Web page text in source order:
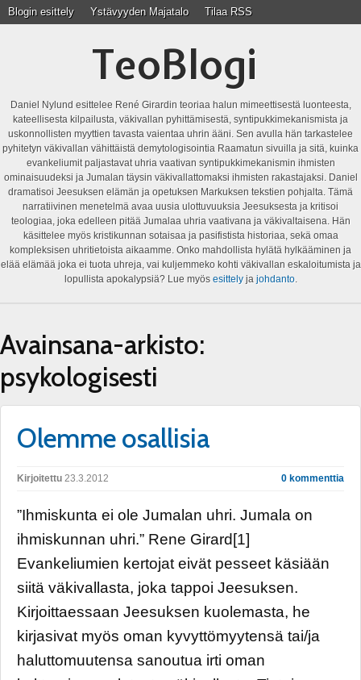
Blogin esittely Ystävyyden Majatalo Tilaa RSS
TeoBlogi
Daniel Nylund esittelee René Girardin teoriaa halun mimeettisestä luonteesta,
kateellisesta kilpailusta, väkivallan pyhittämisestä, syntipukkimekanismista ja
uskonnollisten myyttien tavasta vaientaa uhrin ääni. Sen avulla hän tarkastelee
pyhitetyn väkivallan vähittäistä demytologisointia Raamatun sivuilla ja sitä, kuinka
evankeliumit paljastavat uhria vaativan syntipukkimekanismin ihmisten
ominaisuudeksi ja Jumalan täysin väkivallattomaksi ihmisten rakastajaksi. Daniel
dramatisoi Jeesuksen elämän ja opetuksen Markuksen tekstien pohjalta. Tämä
narratiivinen menetelmä avaa uusia ulottuvuuksia Jeesuksesta ja kritisoi
teologiaa, joka edelleen pitää Jumalaa uhria vaativana ja väkivaltaisena. Hän
käsittelee myös kristikunnan sotaisaa ja pasifistista historiaa, sekä omaa
kompleksisen uhritietoista aikaamme. Onko mahdollista hylätä hylkääminen ja
elää elämää joka ei tuota uhreja, vai kuljemmeko kohti väkivallan eskaloitumista ja
lopullista apokalypsiä? Lue myös esittelyja johdanto.
Avainsana-arkisto:
psykologisesti
Olemme osallisia
Kirjoitettu 23.3.2012 0 kommenttia
”Ihmiskunta ei ole Jumalan uhri. Jumala on
ihmiskunnan uhri.” Rene Girard[1]
Evankeliumien kertojat eivät pesseet käsiään
siitä väkivallasta, joka tappoi Jeesuksen.
Kirjoittaessaan Jeesuksen kuolemasta, he
kirjasivat myös oman kyvyttömyytensä tai/ja
haluttomuutensa sanoutua irti oman